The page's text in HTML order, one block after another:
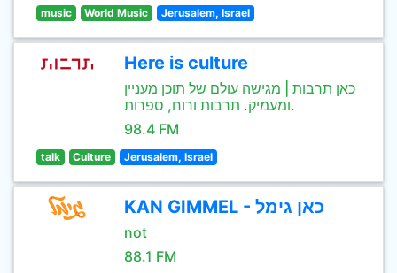
music World Music Jerusalem, Israel
Here is culture
כאן תרבות | מגישה עולם של תוכן מעניין
ומעמיק. תרבות ורוח, ספרות.
98.4 FM
talk Culture Jerusalem, Israel
KAN GIMMEL - כאן גימל
not
88.1 FM